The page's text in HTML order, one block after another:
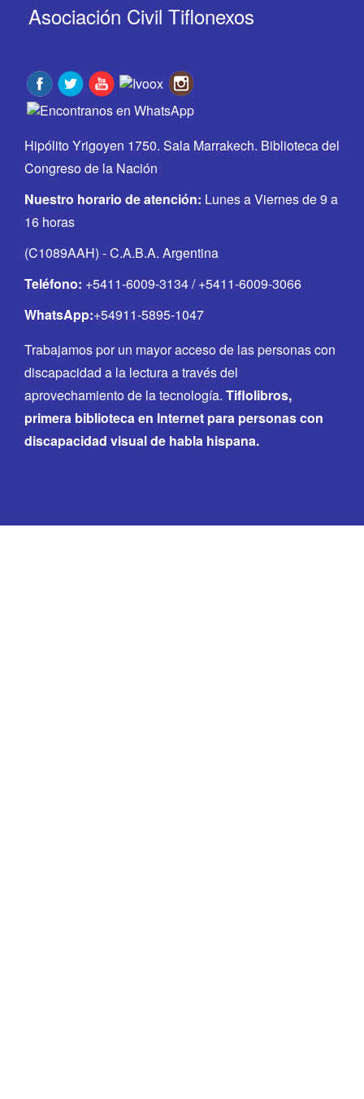
Asociación Civil Tiflonexos
Hipólito Yrigoyen 1750. Sala Marrakech. Biblioteca del
Congreso de la Nación
Nuestro horario de atención: Lunes a Viernes de 9 a
16 horas
(C1089AAH) - C.A.B.A. Argentina
Teléfono: +5411-6009-3134 / +5411-6009-3066
WhatsApp:+54911-5895-1047
Trabajamos por un mayor acceso de las personas con
discapacidad a la lectura a través del
aprovechamiento de la tecnología. Tiflolibros,
primera biblioteca en Internet para personas con
discapacidad visual de habla hispana.